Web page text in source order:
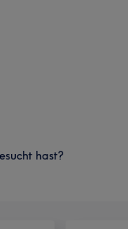
hast?